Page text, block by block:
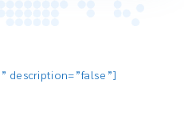
description=”false”]